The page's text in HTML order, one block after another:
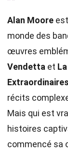
Alan Moore
monde des
œuvres
Vendetta et
Extraordinaires
récits
Mais qui est
histoires
commencé sa